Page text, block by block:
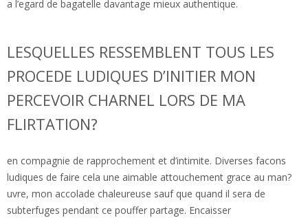
a l’egard de bagatelle davantage mieux authentique.
LESQUELLES RESSEMBLENT TOUS LES
PROCEDE LUDIQUES D’INITIER MON
PERCEVOIR CHARNEL LORS DE MA
FLIRTATION?
en compagnie de rapprochement et d’intimite. Diverses facons
ludiques de faire cela une aimable attouchement grace au man?
uvre, mon accolade chaleureuse sauf que quand il sera de
subterfuges pendant ce pouffer partage. Encaisser